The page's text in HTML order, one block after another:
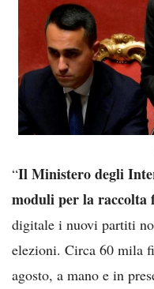
“Il Ministero degli
moduli per la raccolta
digitale i nuovi partiti
elezioni. Circa 60 mila
agosto, a mano e in